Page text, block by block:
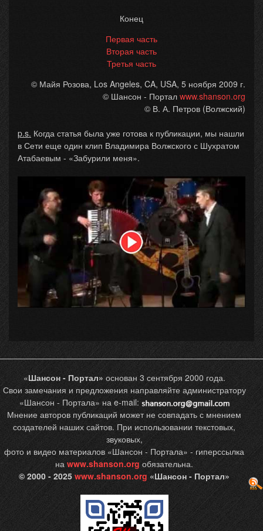
Конец
Первая часть
Вторая часть
Третья часть
© Майя Розова, Los Angeles, CA, USA, 5 ноября 2009 г.
© Шансон - Портал www.shanson.org
© В. А. Петров (Волжский)
p.s. Когда статья была уже готова к публикации, мы нашли
в Сети еще один клип Владимира Волжского с Шухратом
Атабаевым - «Забурили меня».
«Шансон - Портал» основан 3 сентября 2000 года.
Свои замечания и предложения направляйте администратору
«Шансон - Портала» на e-mail:
Мнение авторов публикаций может не совпадать с мнением
создателей наших сайтов. При использовании текстовых,
звуковых,
фото и видео материалов «Шансон - Портала» - гиперссылка
на www.shanson.orgобязательна.
© 2000 - 2025 www.shanson.org «Шансон - Портал»